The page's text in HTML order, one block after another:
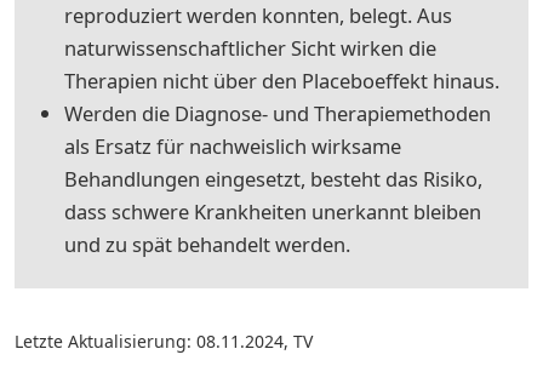
reproduziert werden konnten, belegt. Aus
naturwissenschaftlicher Sicht wirken die
Therapien nicht über den Placeboeffekt hinaus.
Werden die Diagnose- und Therapiemethoden
als Ersatz für nachweislich wirksame
Behandlungen eingesetzt, besteht das Risiko,
dass schwere Krankheiten unerkannt bleiben
und zu spät behandelt werden.
Letzte Aktualisierung: 08.11.2024, TV